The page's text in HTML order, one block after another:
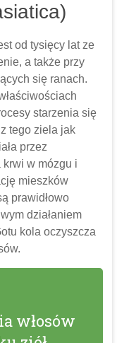
od tysięcy lat ze
a także przy
się ranach.
starzenia się
tego ziela jak
przez
w mózgu i
mieszków
prawidłowo
działaniem
kola oczyszcza
włosów